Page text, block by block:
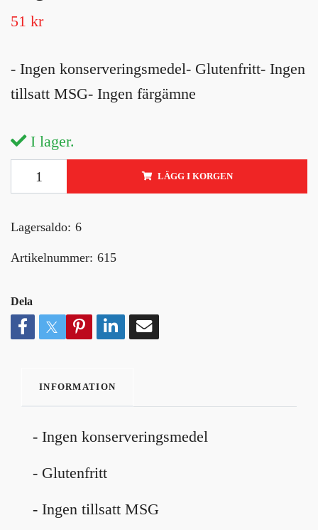
51 kr
- Ingen konserveringsmedel- Glutenfritt- Ingen
tillsatt MSG- Ingen färgämne
I lager.
LÄGG I KORGEN
Lagersaldo: 6
Artikelnummer: 615
Dela
INFORMATION
- Ingen konserveringsmedel
- Glutenfritt
- Ingen tillsatt MSG